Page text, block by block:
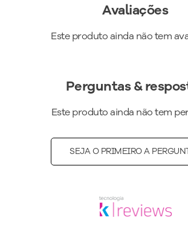
Salto Alto
Avaliações
Este produto ainda não tem
Perguntas &
Este produto ainda não tem
SEJA O PRIMEIRO A